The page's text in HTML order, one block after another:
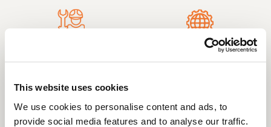
This website uses cookies
We use cookies to personalise content and ads, to
provide social media features and to analyse our traffic.
et conformité
routine pour garantir la sécurité et
la conformité des équipements
Service de
maintenance
d’entretien et de solutions de
réparation